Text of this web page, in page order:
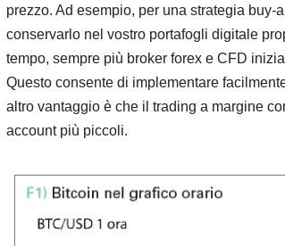
prezzo. Ad esempio, per una strategia
conservarlo nel vostro portafogli digitale
tempo, sempre più broker forex e CFD
Questo consente di implementare
altro vantaggio è che il trading a margine
account più piccoli.